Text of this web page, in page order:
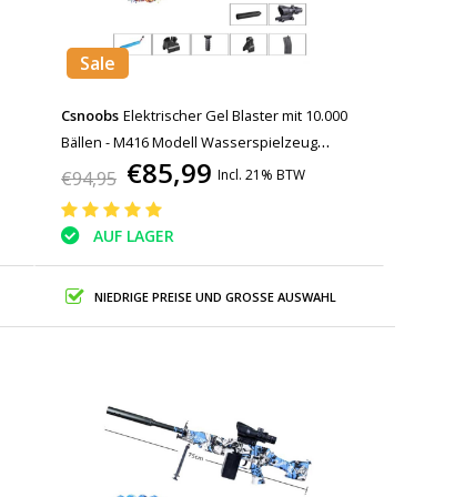
Sale
Csnoobs Elektrischer Gel Blaster mit 10.000
Bällen - M416 Modell Wasserspielzeug
Schaum Shooter Silber
€94,95 €85,99 Incl. 21% BTW
AUF LAGER
NIEDRIGE PREISE UND GROSSE AUSWAHL